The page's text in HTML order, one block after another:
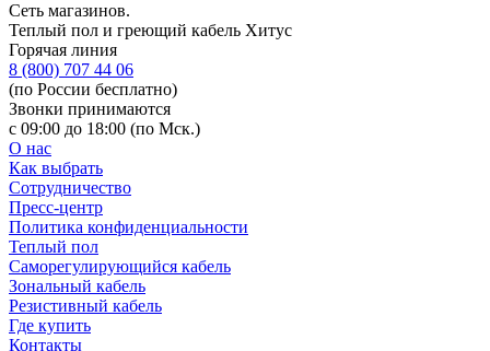
Сеть магазинов.
Теплый пол и греющий кабель Хитус
Горячая линия
8 (800) 707 44 06
(по России бесплатно)
Звонки принимаются
с 09:00 до 18:00 (по Мск.)
О нас
Как выбрать
Сотрудничество
Пресс-центр
Политика конфиденциальности
Теплый пол
Саморегулирующийся кабель
Зональный кабель
Резистивный кабель
Где купить
Контакты